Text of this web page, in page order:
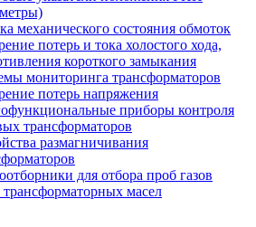
механического состояния обмоток
потерь и тока холостого хода,
короткого замыкания
мониторинга трансформаторов
потерь напряжения
приборы контроля
трансформаторов
размагничивания
для отбора проб газов
масел